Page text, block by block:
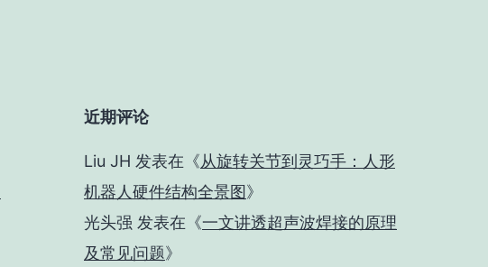
近期评论
Liu JH 发表在《从旋转关节到灵巧手：人形
机器人硬件结构全景图》
光头强 发表在《一文讲透超声波焊接的原理
及常见问题》